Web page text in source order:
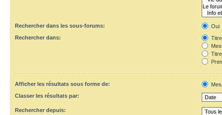
Rechercher dans les sous-forums:
Oui
Rechercher dans:
Afficher les résultats sous forme de:
Classer les résultats par:
Rechercher depuis: